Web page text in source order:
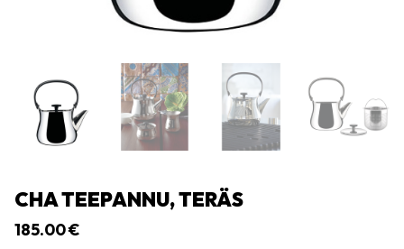
CHA TEEPANNU, TERÄS
185.00€